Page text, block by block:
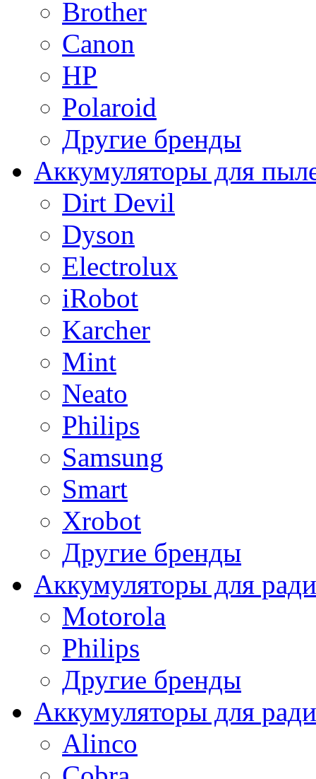
Brother
Canon
HP
Polaroid
Другие бренды
Аккумуляторы для
Dirt Devil
Dyson
Electrolux
iRobot
Karcher
Mint
Neato
Philips
Samsung
Smart
Xrobot
Другие бренды
Аккумуляторы для
Motorola
Philips
Другие бренды
Аккумуляторы для
Alinco